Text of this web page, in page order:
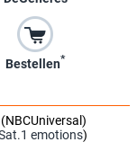
Bestellen*
emotions)